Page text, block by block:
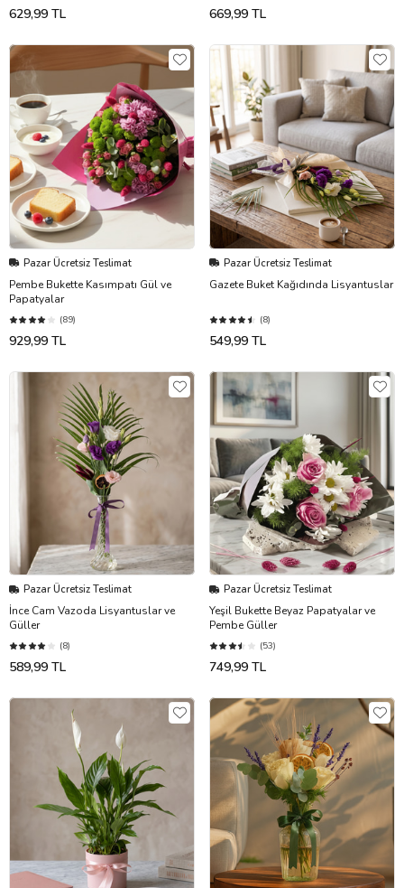
629,99 TL 669,99 TL
Pazar Ücretsiz Teslimat
Pembe Bukette Kasımpatı Gül ve
Papatyalar
(89)
929,99 TL
Pazar Ücretsiz Teslimat
Gazete Buket Kağıdında Lisyantuslar
(8)
549,99 TL
Pazar Ücretsiz Teslimat
İnce Cam Vazoda Lisyantuslar ve
Güller
(8)
589,99 TL
Pazar Ücretsiz Teslimat
Yeşil Bukette Beyaz Papatyalar ve
Pembe Güller
(53)
749,99 TL